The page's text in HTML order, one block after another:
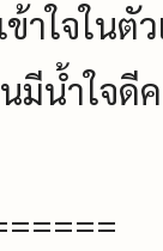
ใจในตั
มีน้ำใจ